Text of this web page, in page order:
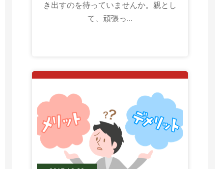
き出すのを待っていませんか。親とし
て、頑張っ...